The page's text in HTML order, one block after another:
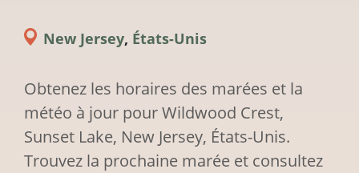
New Jersey, États-Unis
Obtenez les horaires des marées et la
météo à jour pour Wildwood Crest,
Sunset Lake, New Jersey, États-Unis.
Trouvez la prochaine marée et consultez